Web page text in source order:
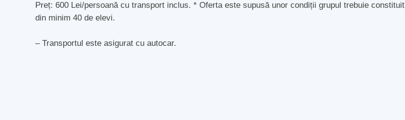
Preț: 600 Lei/persoană cu transport inclus. * Oferta este supusă unor condiții grupul trebuie constituit
din minim 40 de elevi.
– Transportul este asigurat cu autocar.